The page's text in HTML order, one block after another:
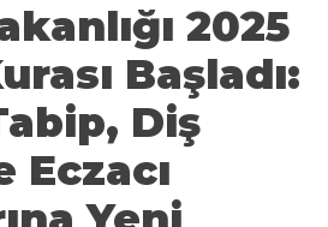
2025
Başladı:
Diş
Eczacı